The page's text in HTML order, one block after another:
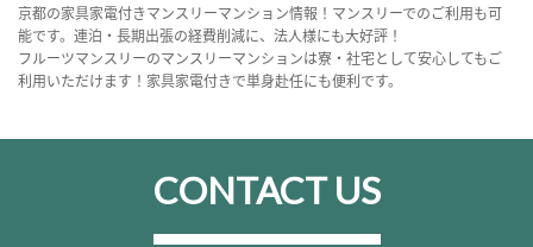
京都の家具家電付きマンスリーマンション情報！マンスリーでのご利用も可
能です。連泊・長期出張の経費削減に、法人様にも大好評！
フルーツマンスリーのマンスリーマンションは寮・社宅として安心してもご
利用いただけます！家具家電付きで単身赴任にも便利です。
CONTACT US